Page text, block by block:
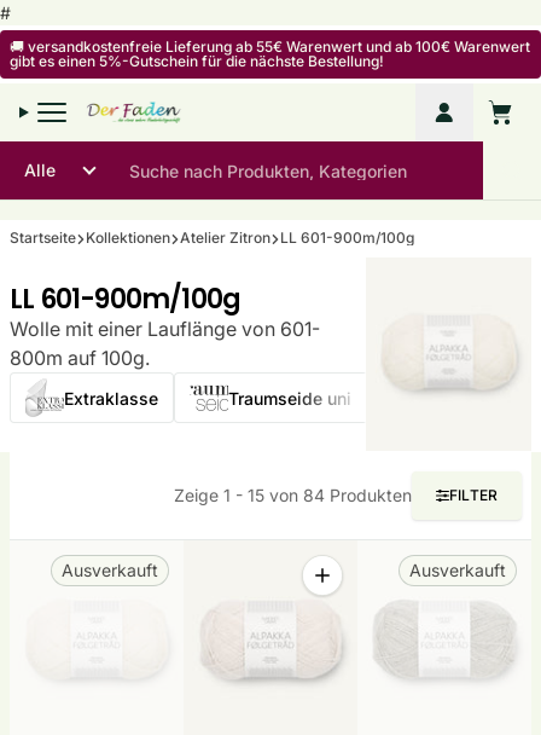
#Zum Inhalt springen
🚚 versandkostenfreie Lieferung ab 55€ Warenwert und ab 100€ Warenwert
gibt es einen 5%-Gutschein für die nächste Bestellung!
Mein
Startseite Kollektionen Atelier Zitron LL 601-900m/100g
LL 601-900m/100g
Wolle mit einer Lauflänge von 601-
800m auf 100g.
Extraklasse Traumseide uni Traumseide
Zeige 1 - 15 von 84 Produkten FILTER
Ausverkauft Menge
Menge für Alpakka
Ausverkauft